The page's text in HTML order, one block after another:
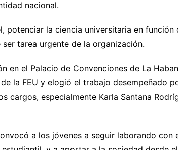
nacional.
potenciar la ciencia universitaria en
ser tarea urgente de la organización.
en el Palacio de Convenciones de La
la FEU y elogió el trabajo desempeñado
cargos, especialmente Karla Santana
a los jóvenes a seguir laborando